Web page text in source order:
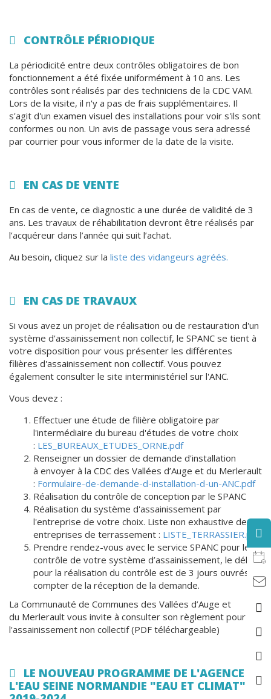
CONTRÔLE PÉRIODIQUE
La périodicité entre deux contrôles obligatoires de bon
fonctionnement a été fixée uniformément à 10 ans. Les
contrôles sont réalisés par des techniciens de la CDC VAM.
Lors de la visite, il n'y a pas de frais supplémentaires. Il
s'agit d'un examen visuel des installations pour voir s'ils sont
conformes ou non. Un avis de passage vous sera adressé
par courrier pour vous informer de la date de la visite.
EN CAS DE VENTE
En cas de vente, ce diagnostic a une durée de validité de 3
ans. Les travaux de réhabilitation devront être réalisés par
l’acquéreur dans l’année qui suit l’achat.
Au besoin, cliquez sur la liste des vidangeurs agréés.
EN CAS DE TRAVAUX
Si vous avez un projet de réalisation ou de restauration d'un
système d'assainissement non collectif, le SPANC se tient à
votre disposition pour vous présenter les différentes
filières d'assainissement non collectif. Vous pouvez
également consulter le site interministériel sur l'ANC.
Vous devez :
Effectuer une étude de filière obligatoire par
l'intermédiaire du bureau d'études de votre choix
: LES_BUREAUX_ETUDES_ORNE.pdf
Renseigner un dossier de demande d'installation
à envoyer à la CDC des Vallées d’Auge et du Merlerault
: Formulaire-de-demande-d-installation-d-un-ANC.pdf
Réalisation du contrôle de conception par le SPANC
Réalisation du système d'assainissement par
l'entreprise de votre choix. Liste non exhaustive des
entreprises de terrassement : LISTE_TERRASSIER.pdf
Prendre rendez-vous avec le service SPANC pour le
contrôle de votre système d’assainissement, le délai
pour la réalisation du contrôle est de 3 jours ouvrés à
compter de la réception de la demande.
La Communauté de Communes des Vallées d’Auge et
du Merlerault vous invite à consulter son règlement pour
l'assainissement non collectif (PDF téléchargeable)
LE NOUVEAU PROGRAMME DE L'AGENCE DE
L'EAU SEINE NORMANDIE "EAU ET CLIMAT"